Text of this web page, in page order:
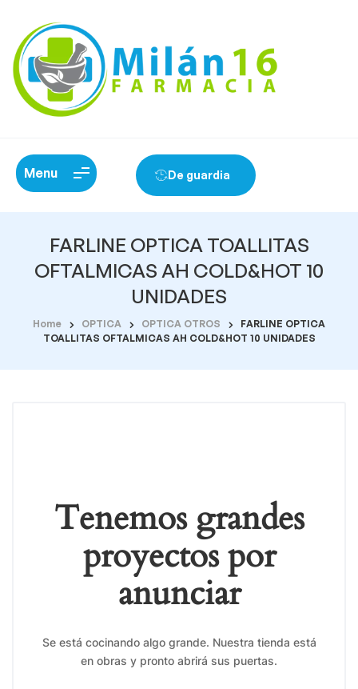
Menu De guardia
FARLINE OPTICA TOALLITAS
OFTALMICAS AH COLD&HOT 10
UNIDADES
Home OPTICA OPTICA OTROS
FARLINE OPTICA
TOALLITAS OFTALMICAS AH COLD&HOT 10 UNIDADES
Tenemos grandes
proyectos por
anunciar
Se está cocinando algo grande. Nuestra tienda está
en obras y pronto abrirá sus puertas.